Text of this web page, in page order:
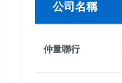
公司名稱
仲量聯行